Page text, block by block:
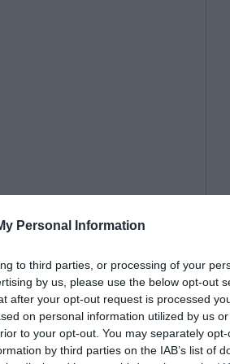
Personal Information
to third parties, or processing of your
by us, please use the below opt-out
after your opt-out request is processed
on personal information utilized by us
to your opt-out. You may separately
by third parties on the IAB’s list of
τρεις πρώην
για